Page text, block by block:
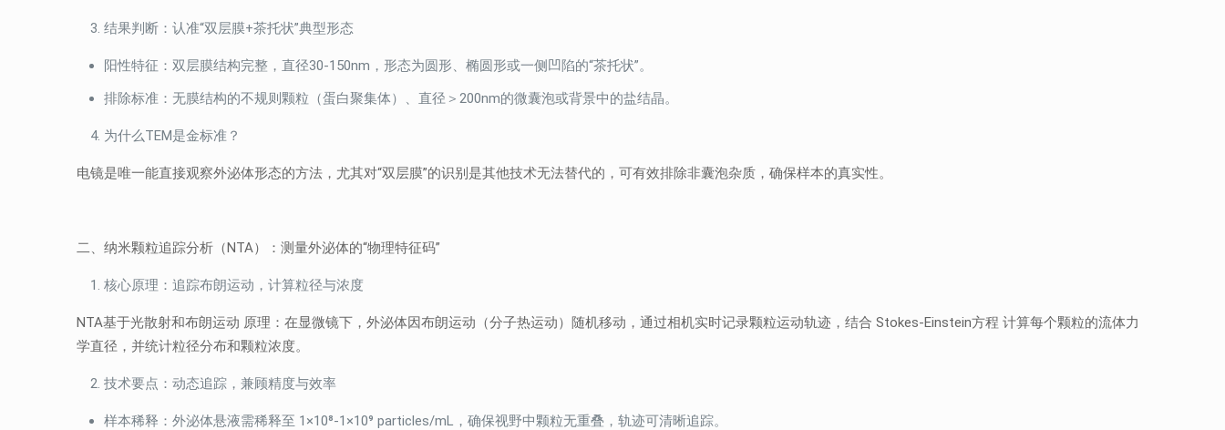
结果判断：认准“双层膜+茶托状”典型形态
阳性特征：双层膜结构完整，直径30-150nm，形态为圆形、椭圆形或一侧凹陷的“茶托状”。
排除标准：无膜结构的不规则颗粒（蛋白聚集体）、直径＞200nm的微囊泡或背景中的盐结晶。
为什么TEM是金标准？
电镜是唯一能直接观察外泌体形态的方法，尤其对“双层膜”的识别是其他技术无法替代的，可有效排除非囊泡杂质，确保样本的真实性。
二、纳米颗粒追踪分析（NTA）：测量外泌体的“物理特征码”
核心原理：追踪布朗运动，计算粒径与浓度
NTA基于光散射和布朗运动 原理：在显微镜下，外泌体因布朗运动（分子热运动）随机移动，通过相机实时记录颗粒运动轨迹，结合 Stokes-Einstein方程 计算每个颗粒的流体力
学直径，并统计粒径分布和颗粒浓度。
技术要点：动态追踪，兼顾精度与效率
样本稀释：外泌体悬液需稀释至 1×10⁸-1×10⁹ particles/mL，确保视野中颗粒无重叠，轨迹可清晰追踪。